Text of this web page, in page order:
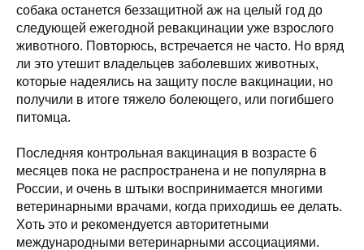
собака останется беззащитной аж на целый год до
следующей ежегодной ревакцинации уже взрослого
животного. Повторюсь, встречается не часто. Но вряд
ли это утешит владельцев заболевших животных,
которые надеялись на защиту после вакцинации, но
получили в итоге тяжело болеющего, или погибшего
питомца.
Последняя контрольная вакцинация в возрасте 6
месяцев пока не распространена и не популярна в
России, и очень в штыки воспринимается многими
ветеринарными врачами, когда приходишь ее делать.
Хоть это и рекомендуется авторитетными
международными ветеринарными ассоциациями.